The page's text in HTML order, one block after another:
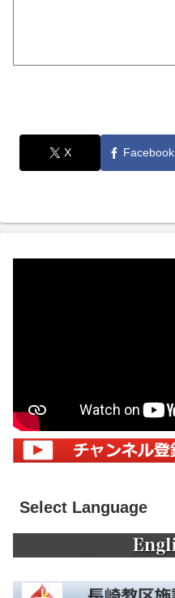
X Facebook
Select Language